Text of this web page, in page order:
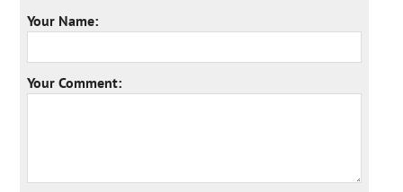
Your Name:
Your Comment: